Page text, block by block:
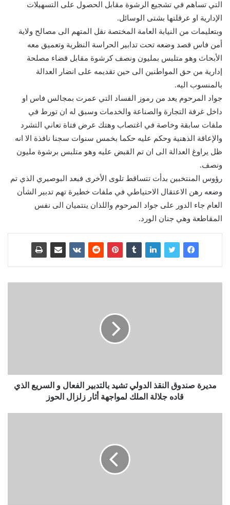
التي تساهم في تشجيع الرشوة مقابل الحصول على التسهيلات
الإدارية او عرقلتها بشتى الوسائل.
وبتعليمات من النيابة العامة المختصة نقل المتهم الى مصالح ولاية
أمن فاس قصد وضعه تحت تدابير الحراسة النظرية وتعميق معه
الأبحاث وهو متلبس بمليون ونصف كرشوة مقابل قضاء مصلحة
إدارية من حق المواطنين الى حين تقديمه على انضار العدالة
بالمنسوب اليه.
جواد المرحوم يعد من رموز الفساد التي عمرت بمجالس فاس او
داخل غرفة التجارة والصناعة والخدمات وسبق له ان تورط في
ملفات سابقة وخاصة في اغتصاب وهتك عرض فتاة تعاني التشرد
والإعاقة الذهنية وحكم عليه حكما بخمس سنوات سجنا نافذة الا انه
ظل يراوغ العدالة الى ان تم القبض عليه وهو متلبس برشوة مليون
ونصف.
رؤوس المنتخبين بدأت تتساقط تلوى الأخرى فبعد البوصيري الذي تم
وضعه رهن الاعتقال الاحتياطي في ملفات خطيرة تهم تدبير الشأن
العام جاء الدور على جواد المرحوم واللذان ينتميان الى نفس
المقاطعة وهي جنان الورد.
مديرة صندوق النقذ الدولي تشيد بالتدبير الفعال و السريع الذي
قاده جلالة الملك لمواجهة أثار زلزال الحوز